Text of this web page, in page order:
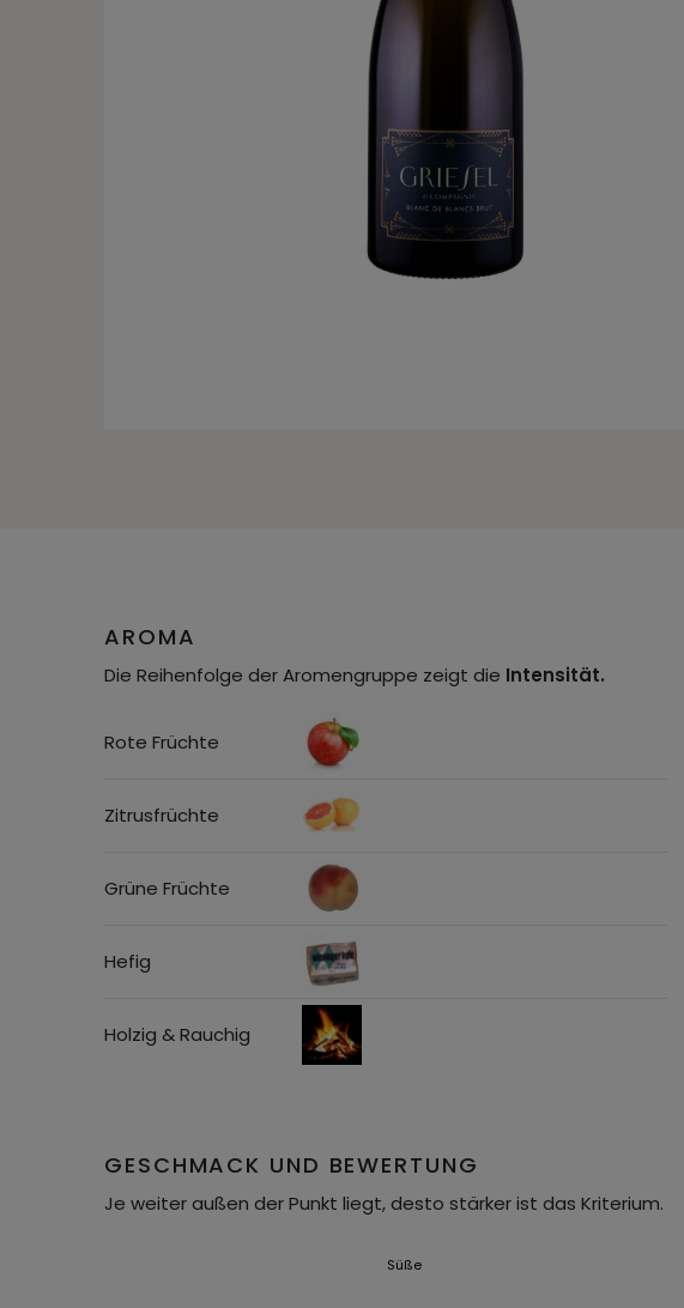
AROMA
Die Reihenfolge der Aromengruppe zeigt die Intensität.
Rote Früchte
Zitrusfrüchte
Grüne Früchte
Hefig
Holzig & Rauchig
GESCHMACK UND BEWERTUNG
Je weiter außen der Punkt liegt, desto stärker ist das Kriterium.
Süße